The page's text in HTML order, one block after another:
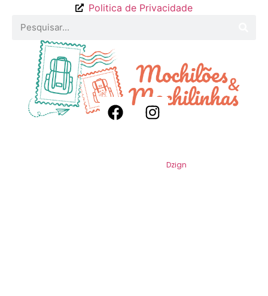
Politica de Privacidade
Dzign